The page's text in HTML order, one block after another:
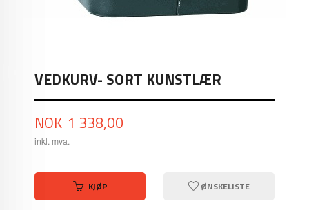
VEDKURV- SORT KUNSTLÆR
Pris
NOK 1 338,00
inkl. mva.
KJØP ØNSKELISTE